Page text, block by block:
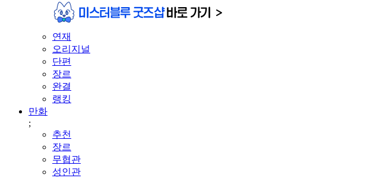
연재
오리지널
단편
장르
완결
랭킹
만화
;
추천
장르
무협관
성인관